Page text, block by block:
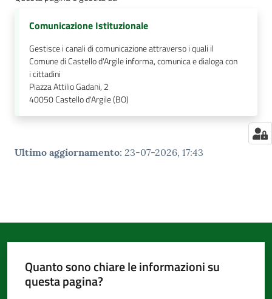
Comunicazione Istituzionale
Gestisce i canali di comunicazione attraverso i quali il
Comune di Castello d'Argile informa, comunica e dialoga con
i cittadini
Piazza Attilio Gadani, 2
40050Castello d'Argile (BO)
Ultimo aggiornamento: 23-07-2026, 17:43
Quanto sono chiare le informazioni su
questa pagina?